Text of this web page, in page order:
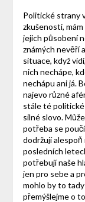
Politické strany
zkušenosti,
jejich působení
známých nevěří
situace, když
nich nechápe,
nechápu ani já.
najevo různé
stále té
silné slovo.
potřeba se
dodržují alespoň
posledních
potřebují naše
jen pro sebe a
mohlo by to
přemýšlejme o